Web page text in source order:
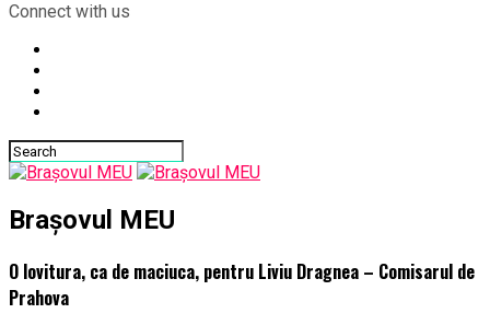
Connect with us
Brașovul MEU
O lovitura, ca de maciuca, pentru Liviu Dragnea – Comisarul de
Prahova